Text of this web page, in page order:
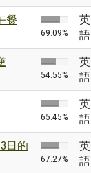
餐
69.09%
英
語
54.55%
英
語
65.45%
英
語
日的
67.27%
英
語